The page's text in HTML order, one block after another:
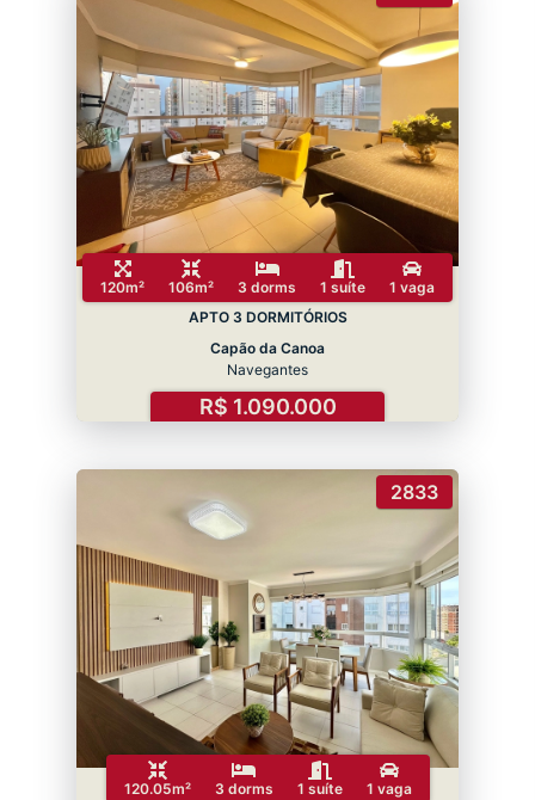
120m² 106m² 3 dorms 1 suíte
1 vaga
APTO 3 DORMITÓRIOS
Capão da Canoa
Navegantes
R$ 1.090.000
2833
120.05m² 3 dorms 1 suíte
1 vaga